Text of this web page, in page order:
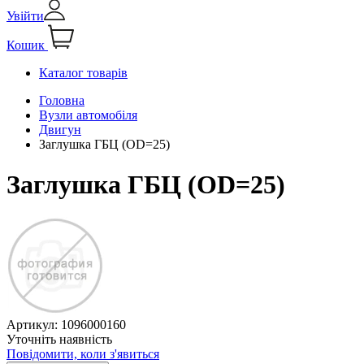
Увійти
Кошик
Каталог товарів
Головна
Вузли автомобіля
Двигун
Заглушка ГБЦ (OD=25)
Заглушка ГБЦ (OD=25)
Артикул: 1096000160
Уточніть наявність
Повідомити, коли з'явиться